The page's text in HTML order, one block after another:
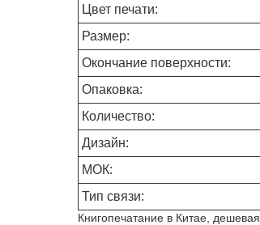
Цвет печати:
Размер:
Окончание поверхности:
Опаковка:
Количество:
Дизайн:
МОК:
Тип связи:
Книгопечатание в Китае,